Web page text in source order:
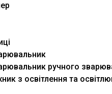
ручного
з освітлення та